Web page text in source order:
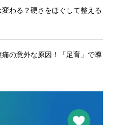
わる？硬さをほぐして整える
の意外な原因！「足育」で導